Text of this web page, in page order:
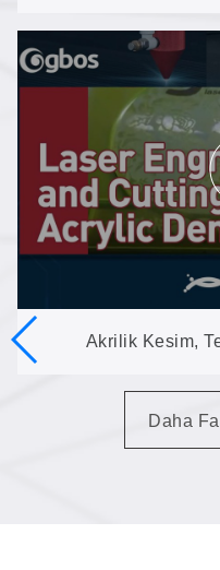
AUD-RP (100 W)
yük
Akrilik Kesim,
Daha